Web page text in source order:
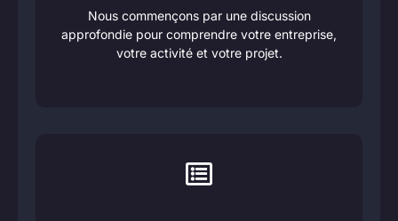
Nous commençons par une discussion
approfondie pour comprendre votre entreprise,
votre activité et votre projet.